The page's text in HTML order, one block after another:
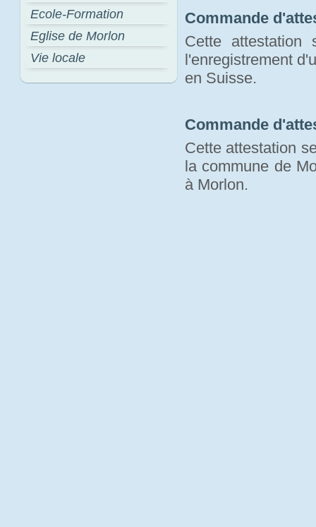
Ecole-Formation
Eglise de Morlon
Vie locale
Commande
Cette
l'enregistrement
en Suisse.
Commande
Cette attestation
la commune de
à Morlon.